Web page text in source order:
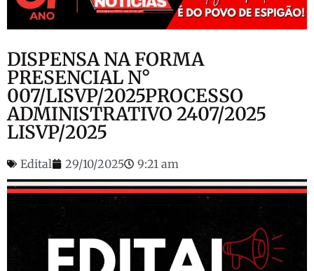
DISPENSA NA FORMA
PRESENCIAL N°
007/LISVP/2025PROCESSO
ADMINISTRATIVO 2407/2025
LISVP/2025
Edital 29/10/2025 9:21 am